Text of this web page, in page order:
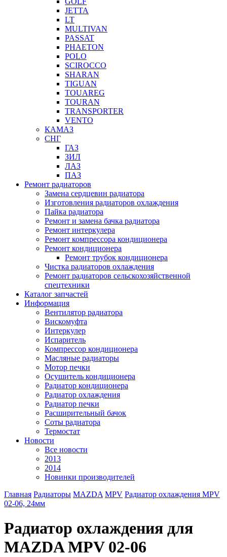
JETTA
LT
MULTIVAN
PASSAT
PHAETON
POLO
SCIROCCO
SHARAN
TIGUAN
TOUAREG
TOURAN
TRANSPORTER
VENTO
КАМАЗ
СНГ
ГАЗ
ЗИЛ
ЛАЗ
ПАЗ
Ремонт радиаторов
Замена сердцевин радиатора
Изготовления радиаторов охлаждения
Пайка радиатора
Ремонт и замена бачка радиатора
Ремонт интеркулера
Ремонт компрессора кондиционера
Ремонт кондиционера
Ремонт трубок кондиционера
Чистка радиаторов охлаждения
Ремонт радиаторов сельскохозяйственной
спецтехники
Каталог запчастей
Информация
Вентилятор радиатора
Вискомуфта
Интеркулер
Испаритель
Компрессор кондиционера
Масляные радиаторы
Мотор печки
Осушитель кондиционера
Радиатор кондиционера
Радиатор охлаждения
Радиатор печки
Расширительный бачок
Соты радиатора
Термостат
Новости
Все новости
2013
2014
Новинки производителей
Главная Радиаторы MAZDA MPV Радиатор охлаждения MPV
02-06, 24мм
Радиатор охлаждения для
MAZDA MPV 02-06